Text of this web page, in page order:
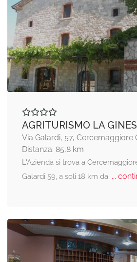
AGRITURISMO LA
Via Galardi, 57, Cercemaggiore
Distanza: 85,8 km
L'Azienda si trova a
Galardi 59, a soli 18 km da...